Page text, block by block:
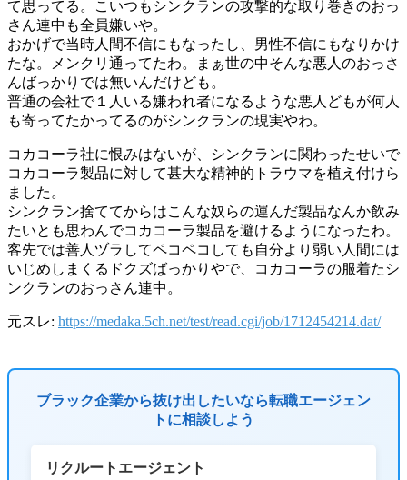
て思ってる。こいつもシンクランの攻撃的な取り巻きのおっ
さん連中も全員嫌いや。
おかげで当時人間不信にもなったし、男性不信にもなりかけ
たな。メンクリ通ってたわ。まぁ世の中そんな悪人のおっさ
んばっかりでは無いんだけども。
普通の会社で１人いる嫌われ者になるような悪人どもが何人
も寄ってたかってるのがシンクランの現実やわ。
コカコーラ社に恨みはないが、シンクランに関わったせいで
コカコーラ製品に対して甚大な精神的トラウマを植え付けら
ました。
シンクラン捨ててからはこんな奴らの運んだ製品なんか飲み
たいとも思わんでコカコーラ製品を避けるようになったわ。
客先では善人ヅラしてペコペコしても自分より弱い人間には
いじめしまくるドクズばっかりやで、コカコーラの服着たシ
ンクランのおっさん連中。
元スレ: https://medaka.5ch.net/test/read.cgi/job/1712454214.dat/
ブラック企業から抜け出したいなら転職エージェン
トに相談しよう
リクルートエージェント